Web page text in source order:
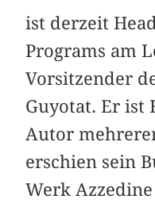
ist derzeit
Programs am
Vorsitzender
Guyotat. Er ist
Autor
erschien sein
Werk